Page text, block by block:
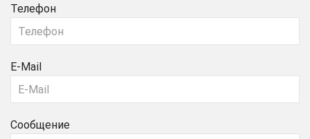
Телефон
E-Mail
Сообщение